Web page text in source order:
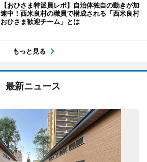
【おひさま特派員レポ】自治体独自の動きが加
速中！西米良村の職員で構成される「西米良村
おひさま歓迎チーム」とは
もっと見る
最新ニュース